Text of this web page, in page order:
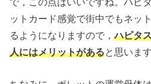
ットカード感覚で街中でもネッ
るようになりますので，ハピタ
人にはメリットがあると思います